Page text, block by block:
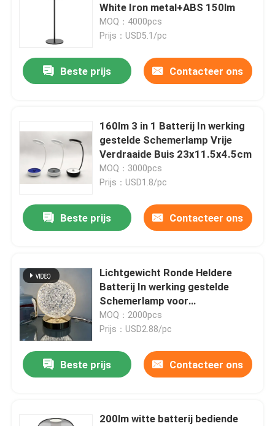
White Iron metal+ABS 150lm
MOQ：4000pcs
Prijs：USD5.1/pc
Beste prijs Contacteer ons
160lm 3 in 1 Batterij In werking
gestelde Schemerlamp Vrije
Verdraaide Buis 23x11.5x4.5cm
MOQ：3000pcs
Prijs：USD1.8/pc
Beste prijs Contacteer ons
Lichtgewicht Ronde Heldere
Batterij In werking gestelde
Schemerlamp voor
Kinderdagverblijf
MOQ：2000pcs
Prijs：USD2.88/pc
Beste prijs Contacteer ons
200lm witte batterij bediende